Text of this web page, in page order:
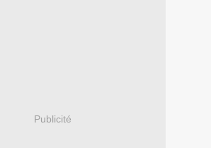
Publicité